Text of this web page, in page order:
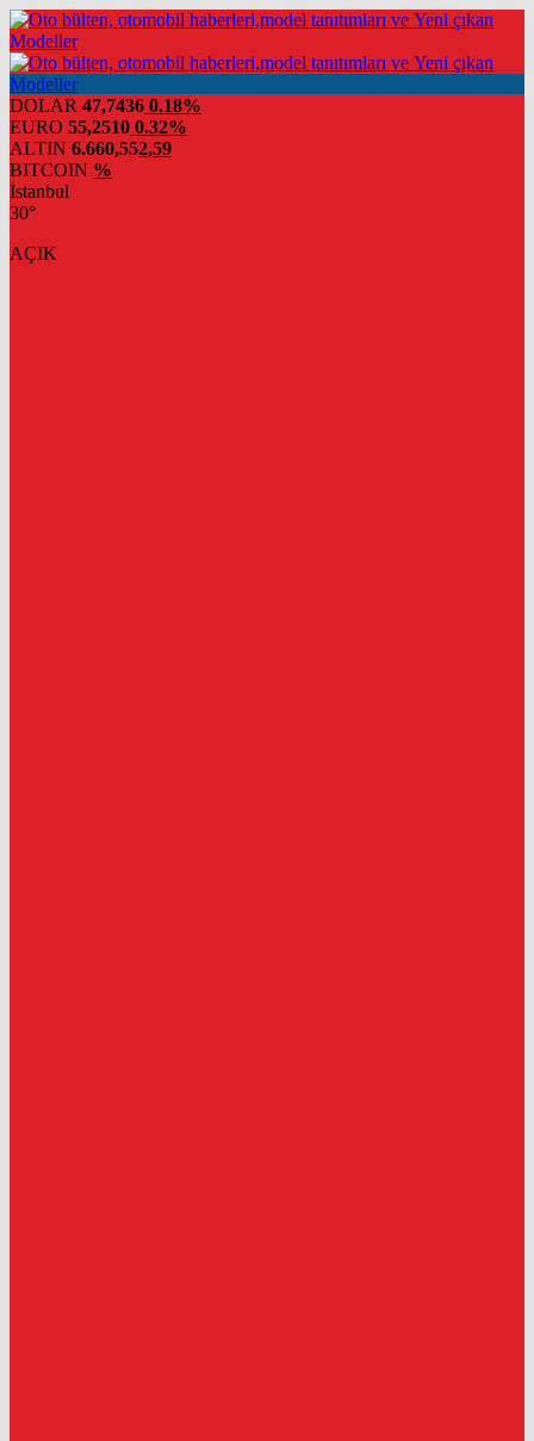
DOLAR 47,7436 0.18%
EURO 55,2510 0.32%
ALTIN 6.660,552,59
BITCOIN %
İstanbul
30°
AÇIK